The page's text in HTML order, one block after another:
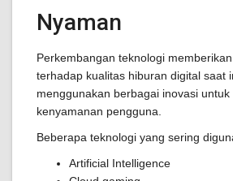
Nyaman
Perkembangan teknologi
terhadap kualitas hiburan digital saat
menggunakan berbagai inovasi untuk
kenyamanan pengguna.
Beberapa teknologi yang sering
Artificial Intelligence